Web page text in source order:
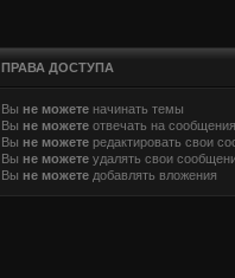
ПРАВА ДОСТУПА
Вы не можетеначинать темы
Вы не можетеотвечать на сообщения
Вы не можетередактировать свои
Вы не можетеудалять свои
Вы не можетедобавлять вложения